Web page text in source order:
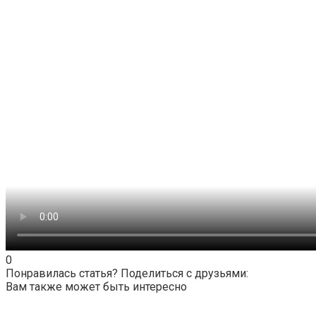
0
Понравилась статья? Поделиться с друзьями:
Вам также может быть интересно